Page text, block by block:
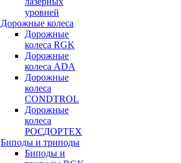
уровней
Дорожные колеса
Дорожные
колеса RGK
Дорожные
колеса ADA
Дорожные
колеса
CONDTROL
Дорожные
колеса
РОСДОРТЕХ
Биподы и триподы
Биподы и